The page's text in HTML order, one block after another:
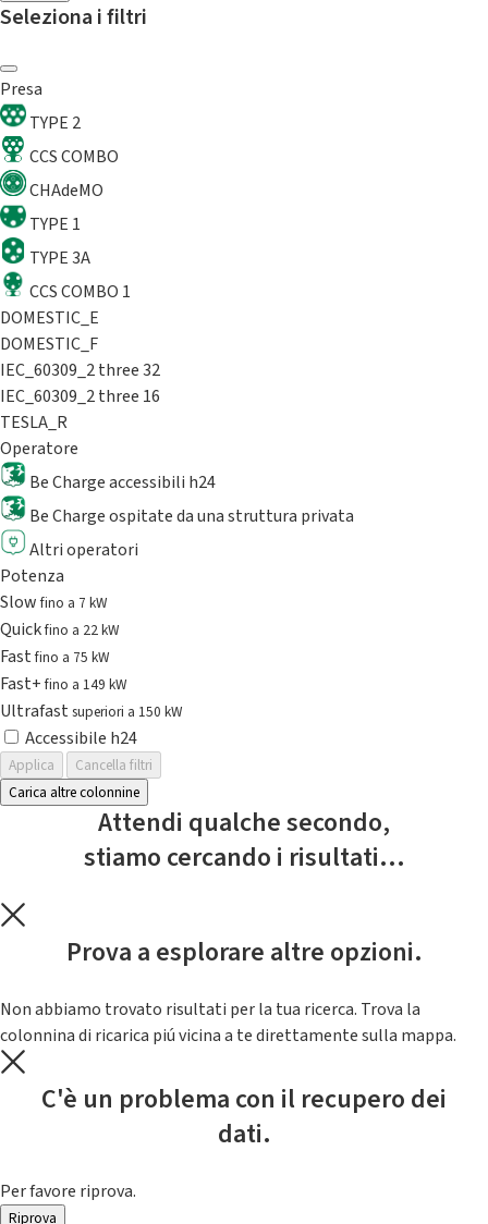
Seleziona i filtri
Presa
TYPE 2
CCS COMBO
CHAdeMO
TYPE 1
TYPE 3A
CCS COMBO 1
DOMESTIC_E
DOMESTIC_F
IEC_60309_2 three 32
IEC_60309_2 three 16
TESLA_R
Operatore
Be Charge accessibili h24
Be Charge ospitate da una struttura privata
Altri operatori
Potenza
Slowfino a 7 kW
Quickfino a 22 kW
Fastfino a 75 kW
Fast+fino a 149 kW
Ultrafast superiori a 150 kW
Accessibile h24
Applica
Cancella filtri
Carica altre colonnine
Attendi qualche secondo,
stiamo cercando i risultati...
Prova a esplorare altre opzioni.
Non abbiamo trovato risultati per la tua ricerca. Trova la
colonnina di ricarica piú vicina a te direttamente sulla mappa.
C'è un problema con il recupero dei
dati.
Per favore riprova.
Riprova